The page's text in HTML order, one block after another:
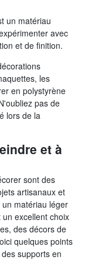
un matériau
avec
et de finition.
les
en polystyrène
pas de
lors de la
et à
sont des
artisanaux et
matériau léger
excellent choix
des décors de
quelques points
supports en